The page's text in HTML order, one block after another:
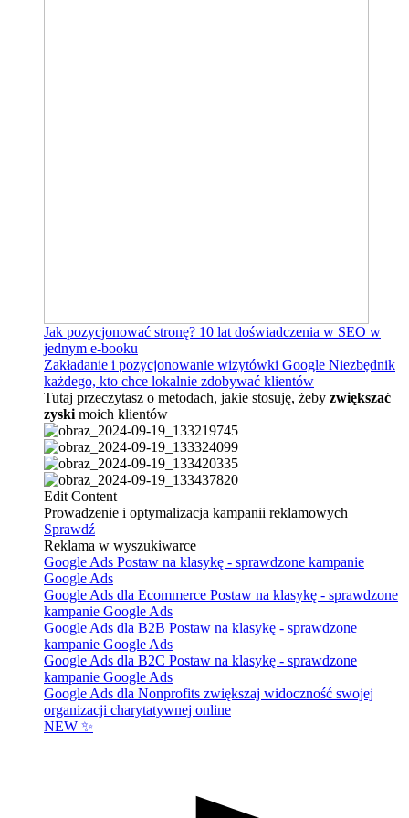
Jak pozycjonować stronę? 10 lat doświadczenia w SEO w
jednym e-booku
Zakładanie i pozycjonowanie wizytówki Google Niezbędnik
każdego, kto chce lokalnie zdobywać klientów
Tutaj przeczytasz o metodach, jakie stosuję, żeby zwiększać
zyski moich klientów
Edit Content
Prowadzenie i optymalizacja kampanii reklamowych
Sprawdź
Reklama w wyszukiwarce
Google Ads Postaw na klasykę - sprawdzone kampanie
Google Ads
Google Ads dla Ecommerce Postaw na klasykę - sprawdzone
kampanie Google Ads
Google Ads dla B2B Postaw na klasykę - sprawdzone
kampanie Google Ads
Google Ads dla B2C Postaw na klasykę - sprawdzone
kampanie Google Ads
Google Ads dla Nonprofits zwiększaj widoczność swojej
organizacji charytatywnej online
NEW ✨